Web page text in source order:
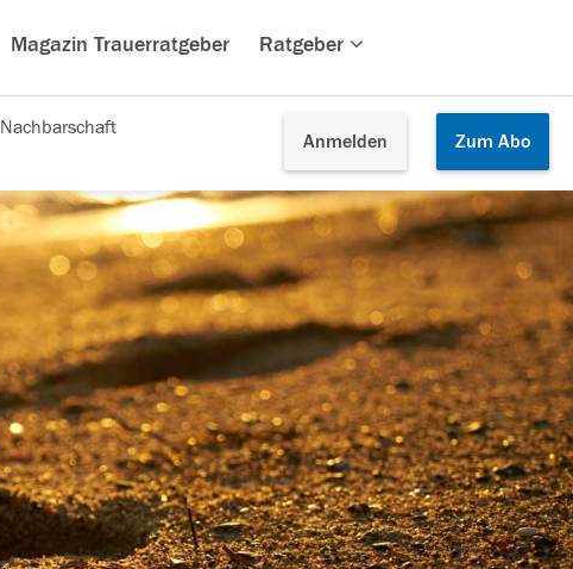
Magazin Trauerratgeber Ratgeber
Anmelden Zum Abo
Nachbarschaft